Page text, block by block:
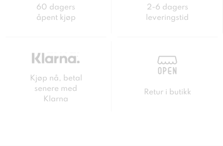
60 dagers
åpent kjøp
2-6 dagers
leveringstid
Kjøp nå, betal
senere med
Klarna
Retur i butikk